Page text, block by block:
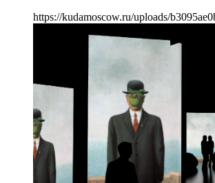
https://kudamoscow.ru/uploads/